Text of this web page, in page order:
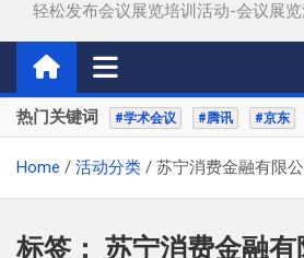
轻松发布会议展览培训活动-会议展
热门关键词 #学术会议 #腾讯 #京东
Home 活动分类 苏宁消费金融有限
标签： 苏宁消费金融有